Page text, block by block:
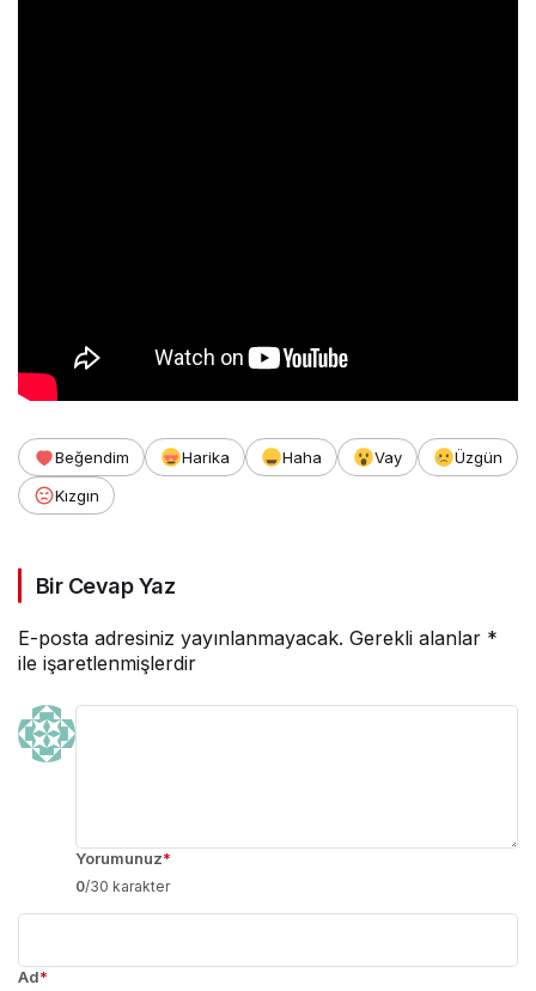
Beğendim Harika Haha Vay
Üzgün
Kızgın
Bir Cevap Yaz
E-posta adresiniz yayınlanmayacak. Gerekli alanlar *
ile işaretlenmişlerdir
Yorumunuz*
0/30 karakter
Ad*